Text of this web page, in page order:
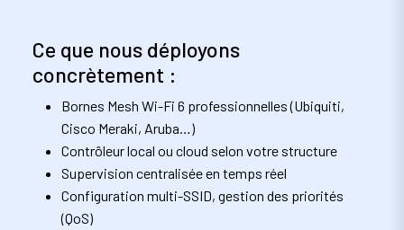
Ce que nous déployons
concrètement :
Bornes Mesh Wi-Fi 6 professionnelles (Ubiquiti,
Cisco Meraki, Aruba…)
Contrôleur local ou cloud selon votre structure
Supervision centralisée en temps réel
Configuration multi-SSID, gestion des priorités
(QoS)